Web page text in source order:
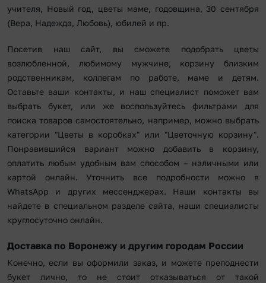
учителя, Новый год, цветы маме, годовщина, 30 сентября
(Вера, Надежда, Любовь), юбилей и пр.
Посетив наш сайт, вы сможете подобрать цветы
возлюбленной, любимому мужчине, корзину близким
родственникам, коллегам по работе, маме и детям.
Оставьте ваши контакты, и наш специалист поможет вам
выбрать букет, или же воспользуйтесь фильтрами для
поиска товаров самостоятельно, например, можно выбрать
категории "Цветы в коробках" или "Цветочную корзину".
Понравившийся вариант можно добавить в корзину,
оплатить любым удобным вам способом – наличными или
картой онлайн. Уточнить все подробности можно в
WhatsApp и других мессенджерах. Наши контакты вы
найдете в специальном разделе сайта, наши специалисты
круглосуточно онлайн.
Доставка по Воронежу и другим городам России
Конечно, если вы оформили заказ, и можете преподнести
букет лично, то не стоит отказываться от такой